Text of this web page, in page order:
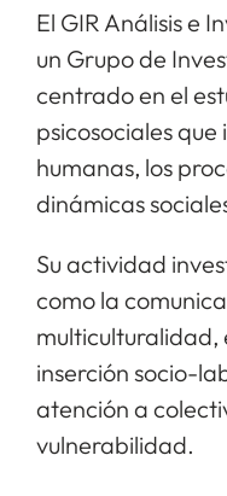
El GIR Análisis e
un Grupo de
centrado en el
psicosociales
humanas, los
dinámicas
Su actividad
como la
multiculturalidad,
inserción socio-
atención a
vulnerabilidad.